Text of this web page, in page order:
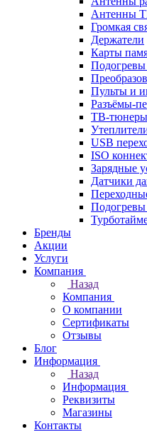
Антенны
Громкая
Держатели
Карты
Пульты и
Разъёмы-
ТВ-тюнеры
USB
ISO
Зарядные
Датчики
Подогревы
Бренды
Акции
Услуги
Компания
Назад
Компания
О компании
Сертификаты
Отзывы
Блог
Информация
Назад
Информация
Реквизиты
Магазины
Контакты